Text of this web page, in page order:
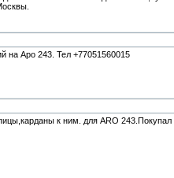
на Аро 243. Тел +77051560015
к ним. для АRО